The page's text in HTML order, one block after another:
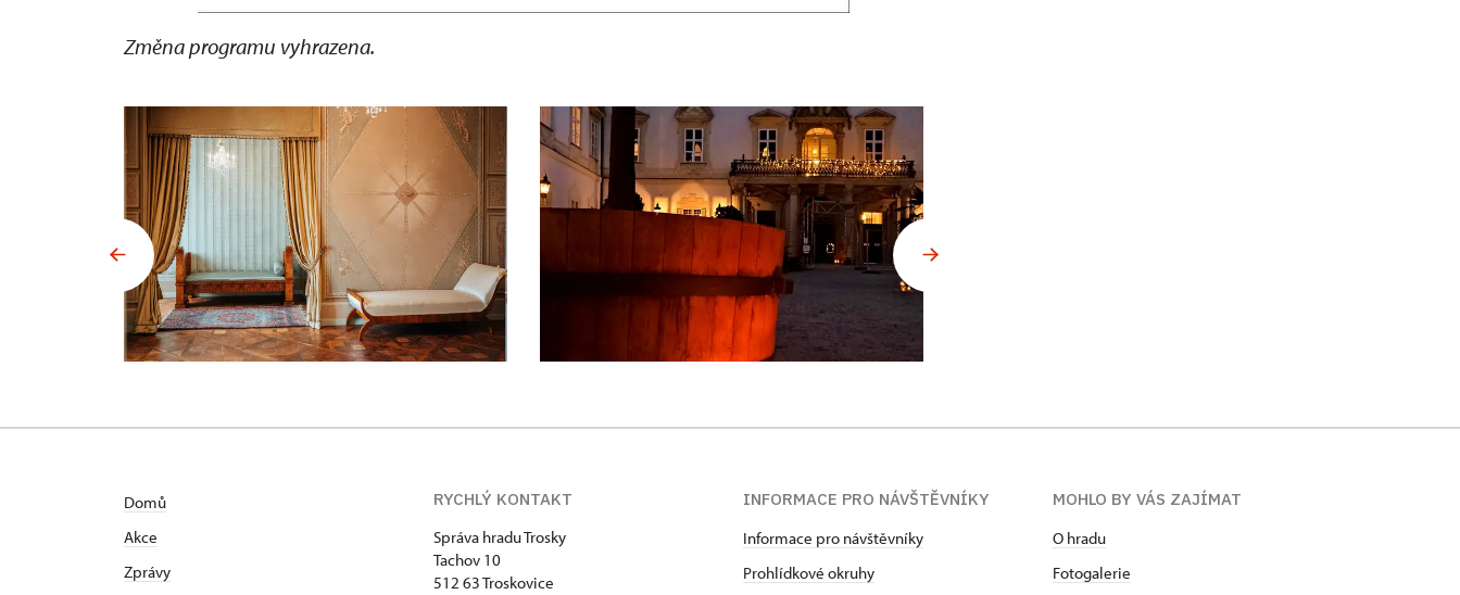
Změna programu vyhrazena.
Domů
Akce
Zprávy
RYCHLÝ KONTAKT
Správa hradu Trosky
Tachov 10
512 63 Troskovice
INFORMACE PRO NÁVŠTĚVNÍKY
Informace pro návštěvníky
Prohlídkové okruhy
MOHLO BY VÁS ZAJÍMAT
O hradu
Fotogalerie